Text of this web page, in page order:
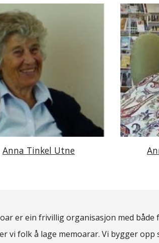
Anna Tinkel Utne
er ein frivillig organisasjon med
vi folk å lage memoarar. Vi bygger